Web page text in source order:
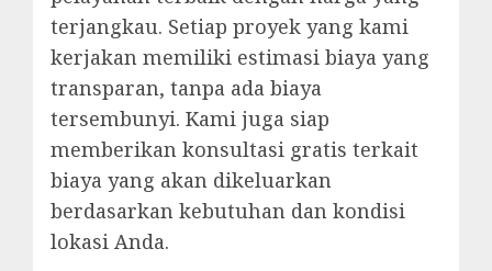
terjangkau. Setiap proyek yang kami
kerjakan memiliki estimasi biaya yang
transparan, tanpa ada biaya
tersembunyi. Kami juga siap
memberikan konsultasi gratis terkait
biaya yang akan dikeluarkan
berdasarkan kebutuhan dan kondisi
lokasi Anda.